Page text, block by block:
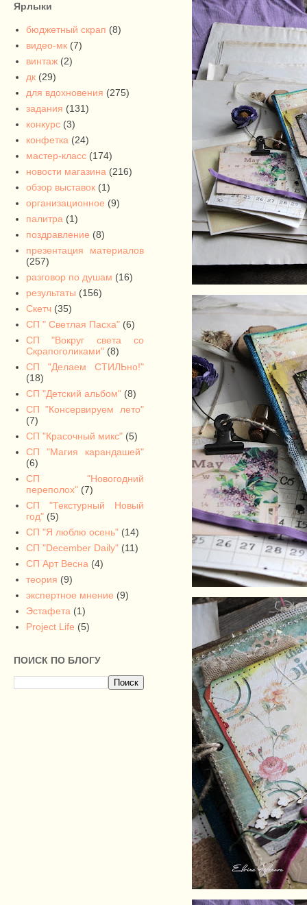
Ярлыки
бюджетный скрап (8)
видео-мк (7)
винтаж (2)
дк (29)
для вдохновения (275)
задания (131)
конкурс (3)
конфетка (24)
мастер-класс (174)
новости магазина (216)
обзор выставок (1)
организационное (9)
палитра (1)
поздравление (8)
презентация материалов
(257)
разговор по душам (16)
результаты (156)
Скетч (35)
СП " Светлая Пасха" (6)
СП "Вокруг света со
Скрапоголиками" (8)
СП "Делаем СТИЛЬно!"
(18)
СП "Детский альбом" (8)
СП "Консервируем лето"
(7)
СП "Красочный микс" (5)
СП "Магия карандашей"
(6)
СП "Новогодний
переполох" (7)
СП "Текстурный Новый
год" (5)
СП "Я люблю осень" (14)
СП "December Daily" (11)
СП Арт Весна (4)
теория (9)
экспертное мнение (9)
Эстафета (1)
Project Life (5)
ПОИСК ПО БЛОГУ